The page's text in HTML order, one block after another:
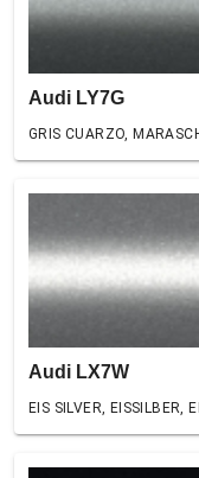
Audi LY7G
GRIS CUARZO,
Audi LX7W
EIS SILVER, EISSILBER,